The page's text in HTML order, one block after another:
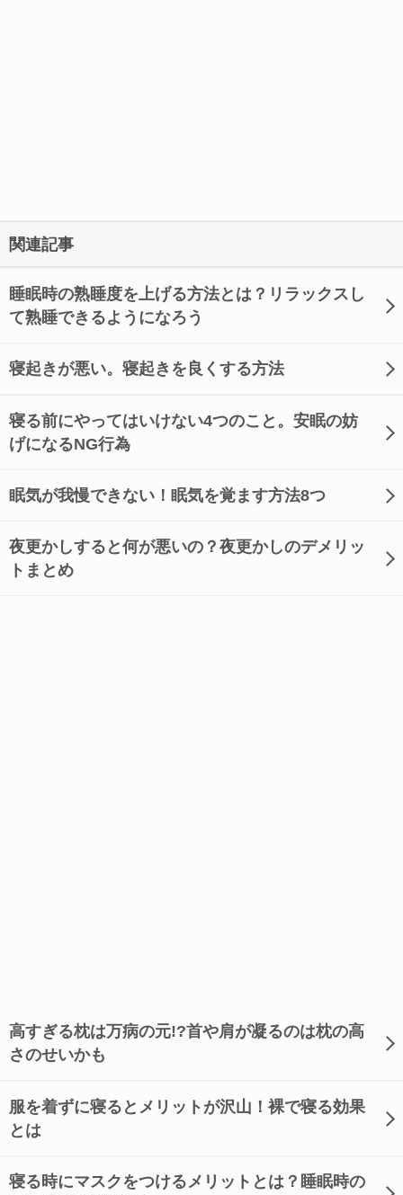
関連記事
睡眠時の熟睡度を上げる方法とは？リラックスし
て熟睡できるようになろう
寝起きが悪い。寝起きを良くする方法
寝る前にやってはいけない4つのこと。安眠の妨
げになるNG行為
眠気が我慢できない！眠気を覚ます方法8つ
夜更かしすると何が悪いの？夜更かしのデメリッ
トまとめ
高すぎる枕は万病の元!?首や肩が凝るのは枕の高
さのせいかも
服を着ずに寝るとメリットが沢山！裸で寝る効果
とは
寝る時にマスクをつけるメリットとは？睡眠時の